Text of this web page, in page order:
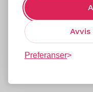
Preferanser